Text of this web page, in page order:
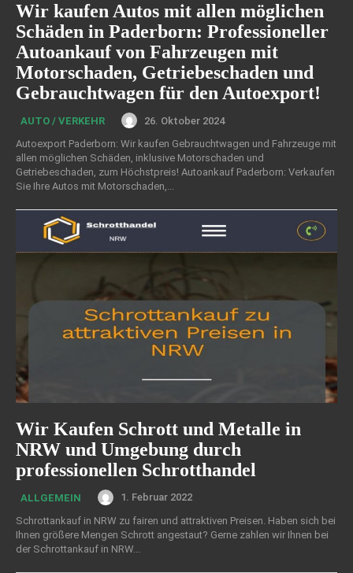
Wir kaufen Autos mit allen möglichen
Schäden in Paderborn: Professioneller
Autoankauf von Fahrzeugen mit
Motorschaden, Getriebeschaden und
Gebrauchtwagen für den Autoexport!
AUTO / VERKEHR
26. Oktober 2024
Autoexport Paderborn: Wir kaufen Gebrauchtwagen und Fahrzeuge mit
allen möglichen Schäden, inklusive Motorschaden und
Getriebeschaden, zum Höchstpreis! Autoankauf Paderborn: Verkaufen
Sie Ihre Autos mit Motorschaden,...
Wir Kaufen Schrott und Metalle in
NRW und Umgebung durch
professionellen Schrotthandel
ALLGEMEIN
1. Februar 2022
Schrottankauf in NRW zu fairen und attraktiven Preisen. Haben sich bei
Ihnen größere Mengen Schrott angestaut? Gerne zahlen wir Ihnen bei
der Schrottankauf in NRW...